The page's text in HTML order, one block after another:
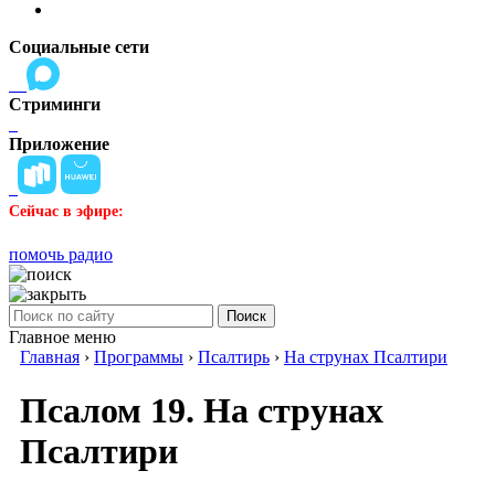
Социальные сети
Стриминги
Приложение
Сейчас в эфире:
помочь радио
Поиск
Главное меню
Главная › Программы › Псалтирь › На струнах Псалтири
Псалом 19. На струнах
Псалтири